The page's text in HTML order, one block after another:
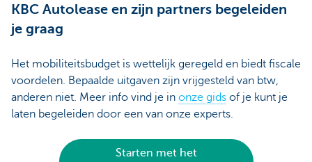
KBC Autolease en zijn partners begeleiden
je graag
Het mobiliteitsbudget is wettelijk geregeld en biedt fiscale
voordelen. Bepaalde uitgaven zijn vrijgesteld van btw,
anderen niet. Meer info vind je in onze gids of je kunt je
laten begeleiden door een van onze experts.
Starten met het